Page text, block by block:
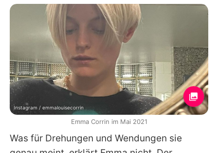
Was für Drehungen und Wendungen sie
Instagram / emmalouisecorrin
Emma Corrin im Mai 2021